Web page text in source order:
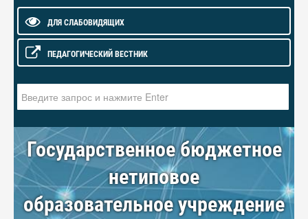
ДЛЯ СЛАБОВИДЯЩИХ
ПЕДАГОГИЧЕСКИЙ ВЕСТНИК
Государственное бюджетное
нетиповое
образовательное учреждение